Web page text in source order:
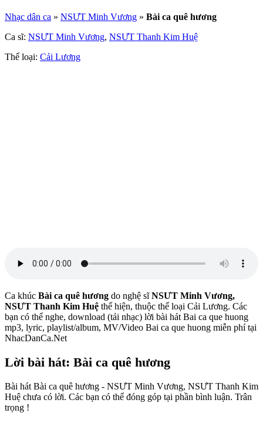
Nhạc dân ca » NSƯT Minh Vương » Bài ca quê hương
Ca sĩ: NSƯT Minh Vương, NSƯT Thanh Kim Huệ
Thể loại: Cải Lương
Ca khúc Bài ca quê hương do nghệ sĩNSƯT Minh Vương,
NSƯT Thanh Kim Huệ thể hiện, thuộc thể loại Cải Lương. Các
bạn có thể nghe, download (tải nhạc) lời bài hát Bai ca que huong
mp3, lyric, playlist/album, MV/Video Bai ca que huong miễn phí tại
NhacDanCa.Net
Lời bài hát: Bài ca quê hương
Bài hát Bài ca quê hương - NSƯT Minh Vương, NSƯT Thanh Kim
Huệ chưa có lời. Các bạn có thể đóng góp tại phần bình luận. Trân
trọng !